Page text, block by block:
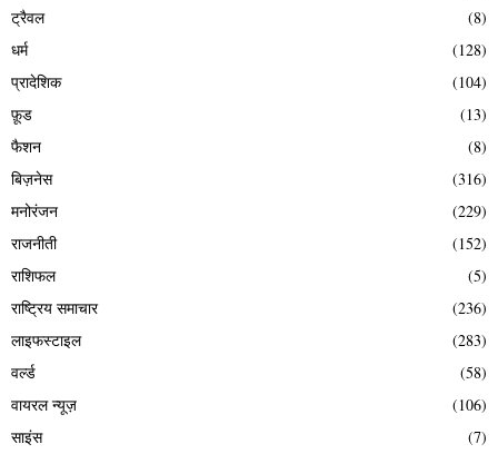
ट्रैवल
(8)
धर्म
(128)
प्रादेशिक
(104)
फ़ूड
(13)
फैशन
(8)
बिज़नेस
(316)
मनोरंजन
(229)
राजनीती
(152)
राशिफल
(5)
राष्ट्रिय समाचार
(236)
लाइफस्टाइल
(283)
वर्ल्ड
(58)
वायरल न्यूज़
(106)
साइंस
(7)